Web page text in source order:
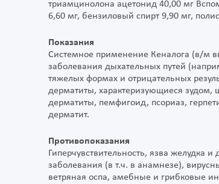
триамцинолона ацетонид 40,00 мг
6,60 мг, бензиловый спирт 9,90 мг,
Показания
Системное применение Кеналога (в/м
заболевания дыхательных путей
тяжелых формах и отрицательных
дерматиты, характеризующиеся
дерматиты, пемфигоид, псориаз,
дерматит.
Противопоказания
Гиперчувствительность, язва желудка
заболевания (в т.ч. в анамнезе),
ветряная оспа, амебные и грибковые